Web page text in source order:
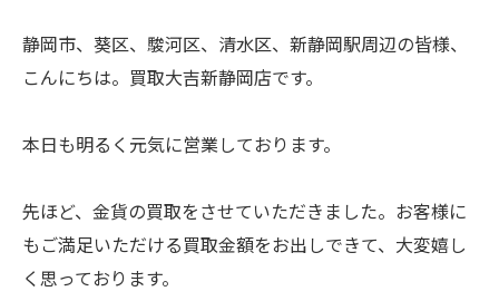
静岡市、葵区、駿河区、清水区、新静岡駅周辺の皆様、
こんにちは。買取大吉新静岡店です。
本日も明るく元気に営業しております。
先ほど、金貨の買取をさせていただきました。お客様に
もご満足いただける買取金額をお出しできて、大変嬉し
く思っております。